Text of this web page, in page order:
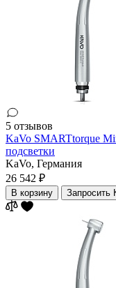
5 отзывов
KaVo SMARTtorque
подсветки
KaVo, Германия
26 542 ₽
В корзину Запросить